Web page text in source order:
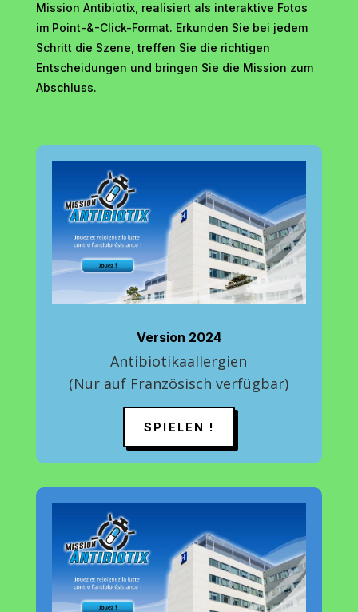
Mission Antibiotix, realisiert als interaktive Fotos
im Point-&-Click-Format. Erkunden Sie bei jedem
Schritt die Szene, treffen Sie die richtigen
Entscheidungen und bringen Sie die Mission zum
Abschluss.
Version 2024
Antibiotikaallergien
(Nur auf Französisch verfügbar)
SPIELEN !